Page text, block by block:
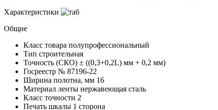
Характеристики
Общие
Класс товара полупрофессиональный
Тип строительная
Точность (СКО) ± ((0,3+0,2L) мм + 0,2 мм)
Госреестр № 87196-22
Ширина полотна, мм 16
Материал ленты нержавеющая сталь
Класс точности 2
Печать шкалы 1 сторона